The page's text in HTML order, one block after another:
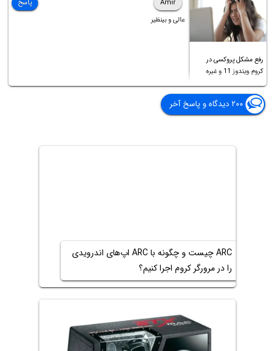
رفع مشکل پروکسی در
کروم ویندوز 11 و غیره
Amir
عالی و بینظیر
پاسخ
۲۰۰ دیدگاه و پاسخ آخر
ARC چیست و چگونه با ARC اپ‌های اندرویدی
را در مرورگر کروم اجرا کنیم؟